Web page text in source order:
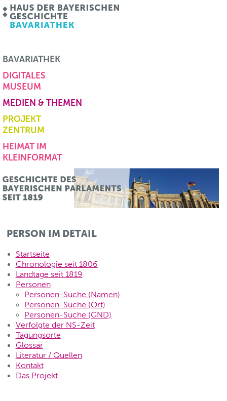
BAVARIATHEK
DIGITALES
MUSEUM
MEDIEN & THEMEN
PROJEKT
ZENTRUM
HEIMAT IM
KLEINFORMAT
PERSON IM DETAIL
Startseite
Chronologie seit 1806
Landtage seit 1819
Personen
Personen-Suche (Namen)
Personen-Suche (Ort)
Personen-Suche (GND)
Verfolgte der NS-Zeit
Tagungsorte
Glossar
Literatur / Quellen
Kontakt
Das Projekt